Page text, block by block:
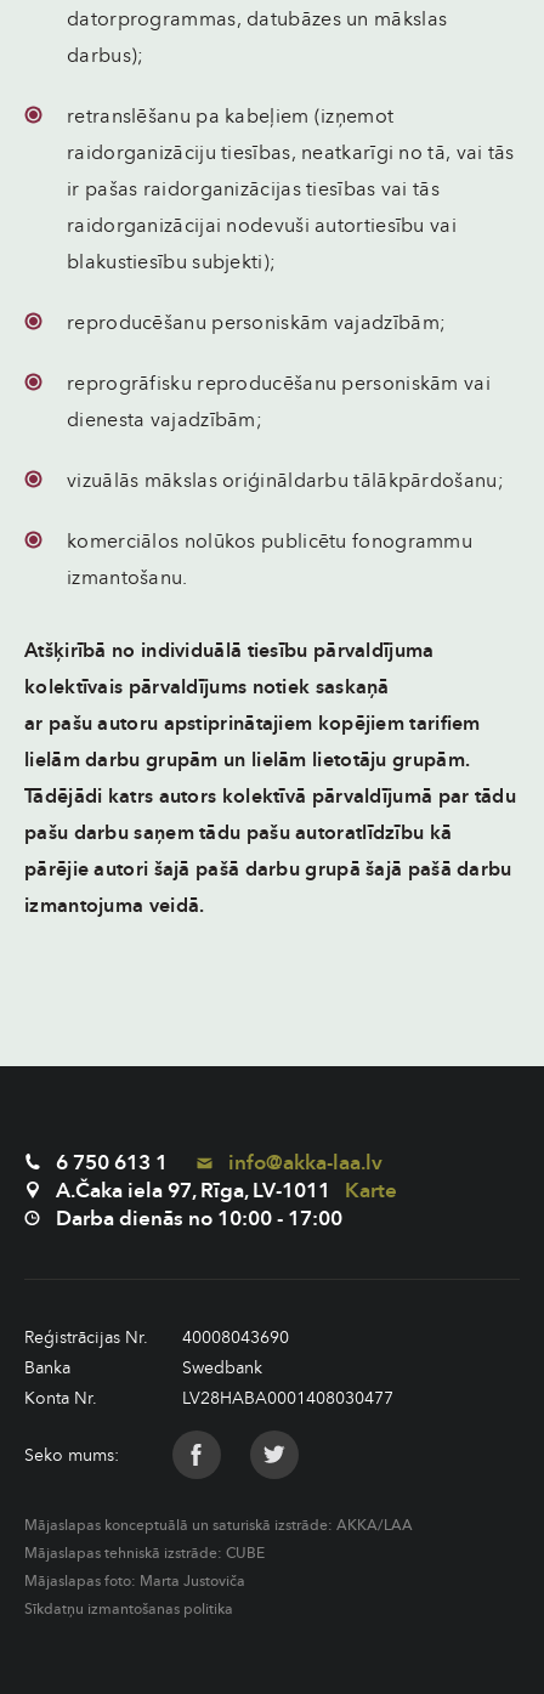
datorprogrammas, datubāzes un mākslas
darbus);
retranslēšanu pa kabeļiem (izņemot
raidorganizāciju tiesības, neatkarīgi no tā, vai tās
ir pašas raidorganizācijas tiesības vai tās
raidorganizācijai nodevuši autortiesību vai
blakustiesību subjekti);
reproducēšanu personiskām vajadzībām;
reprogrāfisku reproducēšanu personiskām vai
dienesta vajadzībām;
vizuālās mākslas oriģināldarbu tālākpārdošanu;
komerciālos nolūkos publicētu fonogrammu
izmantošanu.
Atšķirībā no individuālā tiesību pārvaldījuma
kolektīvais pārvaldījums notiek saskaņā
ar pašu autoru apstiprinātajiem kopējiem tarifiem
lielām darbu grupām un lielām lietotāju grupām.
Tādējādi katrs autors kolektīvā pārvaldījumā par tādu
pašu darbu saņem tādu pašu autoratlīdzību kā
pārējie autori šajā pašā darbu grupā šajā pašā darbu
izmantojuma veidā.
6 750 613 1
info@akka-laa.lv
A.Čaka iela 97, Rīga, LV-1011
Karte
Darba dienās no 10:00 - 17:00
Reģistrācijas Nr.
40008043690
Banka
Swedbank
Konta Nr.
LV28HABA0001408030477
Seko mums:
Mājaslapas konceptuālā un saturiskā izstrāde: AKKA/LAA
Mājaslapas tehniskā izstrāde: CUBE
Mājaslapas foto: Marta Justoviča
Sīkdatņu izmantošanas politika